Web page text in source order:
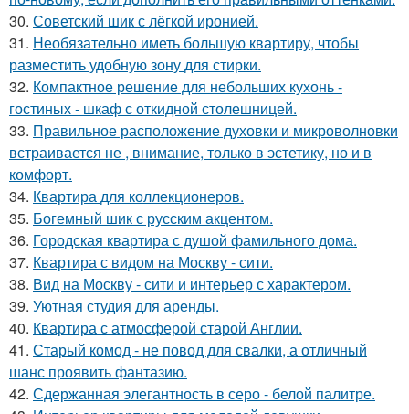
30. Советский шик с лёгкой иронией.
31. Необязательно иметь большую квартиру, чтобы
разместить удобную зону для стирки.
32. Компактное решение для небольших кухонь -
гостиных - шкаф с откидной столешницей.
33. Правильное расположение духовки и микроволновки
встраивается не , внимание, только в эстетику, но и в
комфорт.
34. Квартира для коллекционеров.
35. Богемный шик с русским акцентом.
36. Городская квартира с душой фамильного дома.
37. Квартира с видом на Москву - сити.
38. Вид на Москву - сити и интерьер с характером.
39. Уютная студия для аренды.
40. Квартира с атмосферой старой Англии.
41. Старый комод - не повод для свалки, а отличный
шанс проявить фантазию.
42. Сдержанная элегантность в серо - белой палитре.